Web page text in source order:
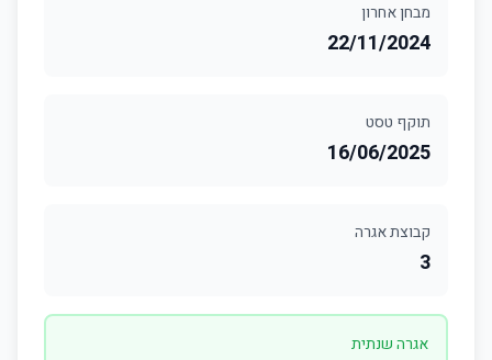
מבחן אחרון
22/11/2024
תוקף טסט
16/06/2025
קבוצת אגרה
3
אגרה שנתית